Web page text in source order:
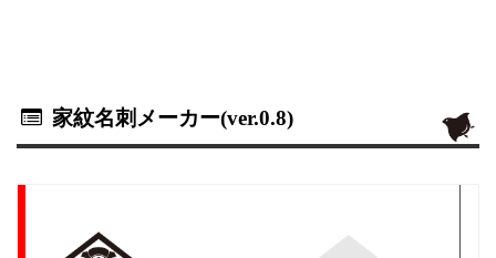
家紋名刺メーカー(ver.0.8)